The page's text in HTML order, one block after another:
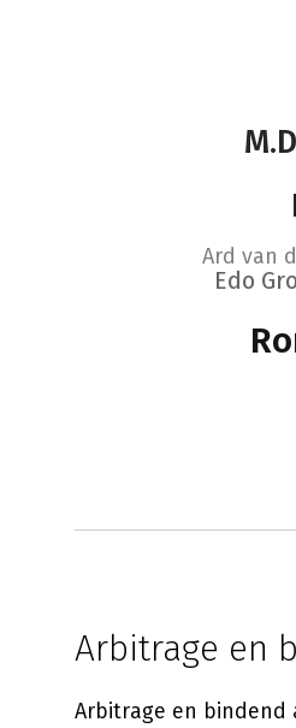
Edo
Ard van
Arbitrage en
Arbitrage en bindend